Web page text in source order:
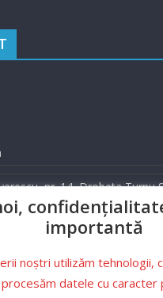
nr. 14, Drobeta Turnu
500
importantă
noștri utilizăm tehnologii,
datele cu caracter